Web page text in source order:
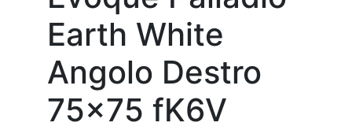
Earth White
Angolo Destro
75x75 fK6V